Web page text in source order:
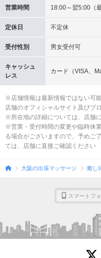
営業時間 18:00～翌5:00（
定休日 不定休
受付性別 男女受付可
キャッシュ
レス
カード（VISA、
※店舗情報は最新情報ではない可
店舗のオフィシャルサイト及びブ
※所在地の詳細については、店舗
※営業・受付時間の変更や臨時休
る場合がございますので、予めご
ては、店舗に直接ご確認ください
大阪の出張マッサージ 癒し
スマートフ